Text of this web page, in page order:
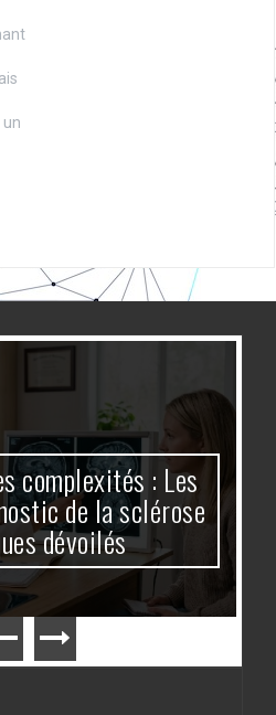
un
complexités : Les
de la sclérose
dévoilés